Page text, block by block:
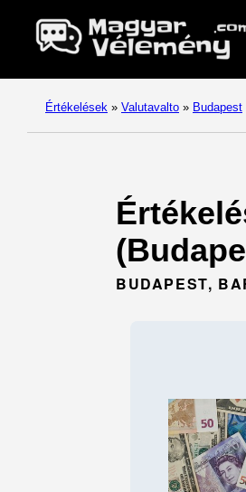
Értékelések » Valutavalto » Budapest
BUDAPEST,